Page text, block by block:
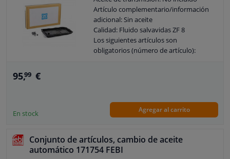
Artículo complementario/información
adicional: Sin aceite
Calidad: Fluido salvavidas ZF 8
Los siguientes artículos son
obligatorios (número de artículo):
Los siguientes artículos son
obligatorios (número de artículo):
1087.298.365
Garantía: 2 años
95,99 €
En stock Agregar al carrito
Conjunto de artículos, cambio de aceite
automático 171754 FEBI